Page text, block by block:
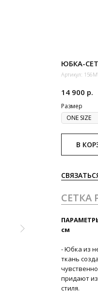
ЮБКА-
Артикул:
14 900 р.
Размер
В
СЕТКА
см
- Юбка из
ткань
придают
стиля.